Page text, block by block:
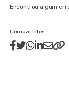
Encontrou algum
Compartilhe